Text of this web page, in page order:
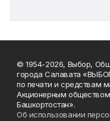
© 1954-2026, Выбор,
города Салавата
по печати и средствам
Акционерным
Башкортостан».
Об использовании